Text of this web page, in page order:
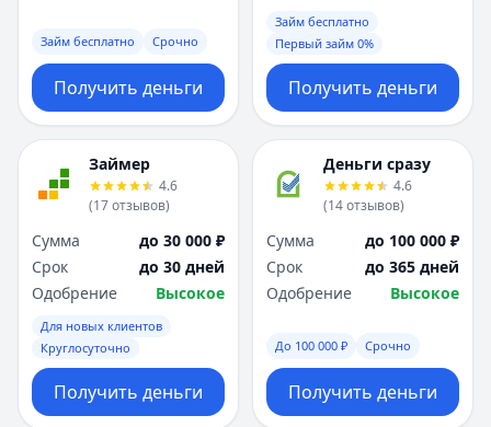
Х
Хабаровск
Ч
Чебоксары
Челябинск
Чита
Я
Ярославль
Вся Россия
Х
Хабаровск
Ч
Чебоксары
Челябинск
Чита
Я
Ярославль
Вся Россия
Займ бесплатно Срочно
Получить деньги
Займ бесплатно
Первый займ 0%
Получить деньги
Займер
4.6
(17отзывов)
Сумма
до 30 000 ₽
Срок
до 30 дней
Одобрение
Высокое
Для новых клиентов
Круглосуточно
Получить деньги
Деньги сразу
4.6
(14отзывов)
Сумма
до 100 000 ₽
Срок
до 365 дней
Одобрение
Высокое
До 100 000 ₽ Срочно
Получить деньги